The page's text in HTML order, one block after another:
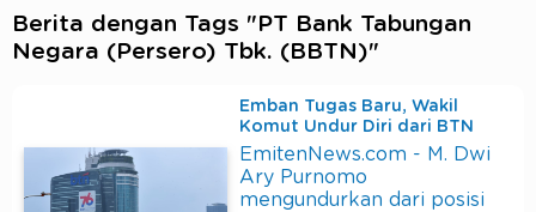
Berita dengan Tags "PT Bank Tabungan
Negara (Persero) Tbk. (BBTN)"
Emban Tugas Baru, Wakil
Komut Undur Diri dari BTN
EmitenNews.com - M. Dwi
Ary Purnomo
mengundurkan dari posisi